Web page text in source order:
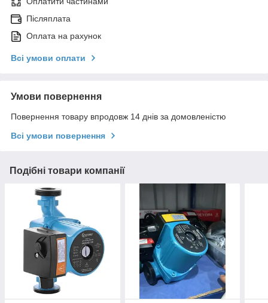
Післяплата
Оплата на рахунок
Всі умови оплати
Умови повернення
Повернення товару впродовж 14 днів за домовленістю
Всі умови повернення
Подібні товари компанії